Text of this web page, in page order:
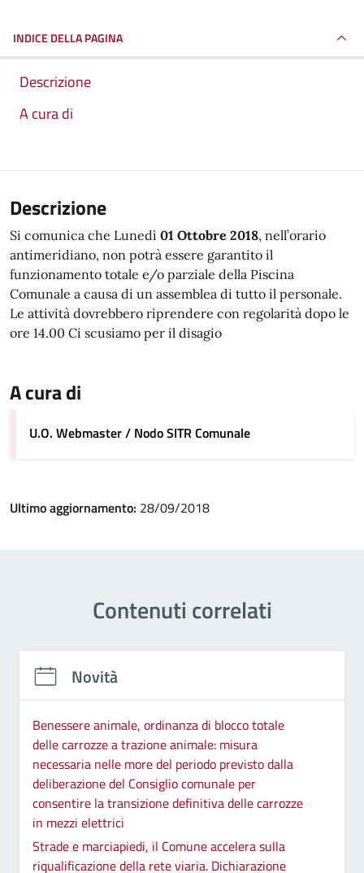
INDICE DELLA PAGINA
Descrizione
A cura di
Descrizione
Si comunica che Lunedì 01 Ottobre 2018, nell’orario
antimeridiano, non potrà essere garantito il
funzionamento totale e/o parziale della Piscina
Comunale a causa di un assemblea di tutto il personale.
Le attività dovrebbero riprendere con regolarità dopo le
ore 14.00 Ci scusiamo per il disagio
A cura di
U.O. Webmaster / Nodo SITR Comunale
Ultimo aggiornamento: 28/09/2018
Contenuti correlati
Novità
Benessere animale, ordinanza di blocco totale
delle carrozze a trazione animale: misura
necessaria nelle more del periodo previsto dalla
deliberazione del Consiglio comunale per
consentire la transizione definitiva delle carrozze
in mezzi elettrici
Strade e marciapiedi, il Comune accelera sulla
riqualificazione della rete viaria. Dichiarazione